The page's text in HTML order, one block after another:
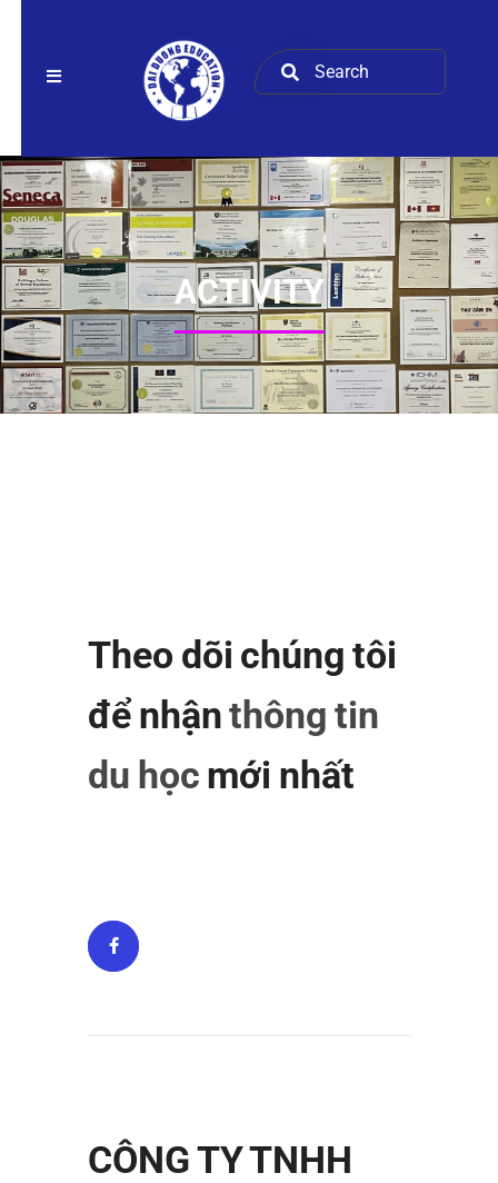
ACTIVITY
Theo dõi chúng tôi
để nhậnthông tin
du học mới nhất
CÔNG TY TNHH